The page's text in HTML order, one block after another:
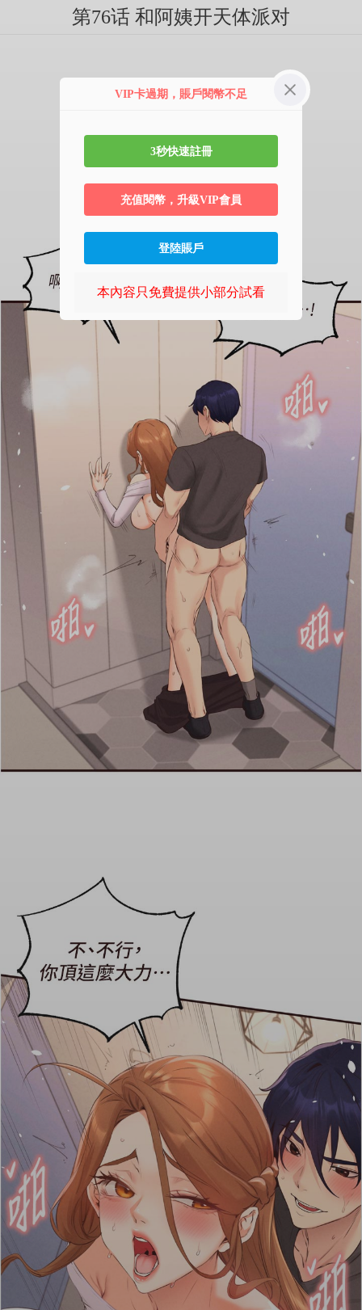
第76话 和阿姨开天体派对
VIP卡過期，賬戶閱幣不足
3秒快速註冊
充值閱幣，升級VIP會員
登陸賬戶
本內容只免費提供小部分試看